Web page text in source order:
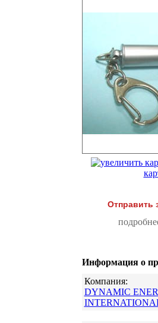
Отправить
Информация о
Компания:
DYNAMIC